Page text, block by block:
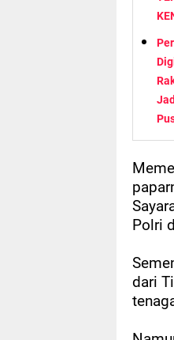
Polri
dari